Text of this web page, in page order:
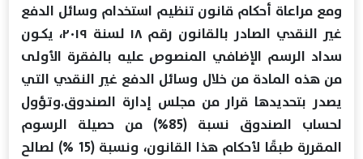
ومع مراعاة أحكام قانون تنظيم استخدام وسائل الدفع
غير النقدي الصادر بالقانون رقم ۱۸ لسنة ٢٠١٩، يكـون
سداد الرسم الإضافي المنصوص عليه بالفقرة الأولى
من هذه المادة من خلال وسائل الدفع غير النقدي التي
يصدر بتحديدها قرار من مجلس إدارة الصندوق.وتؤول
لحساب الصندوق نسبة (85%) من حصيلة الرسوم
المقررة طبقًا لأحكام هذا القانون، ونسبة (15 %) لصالح